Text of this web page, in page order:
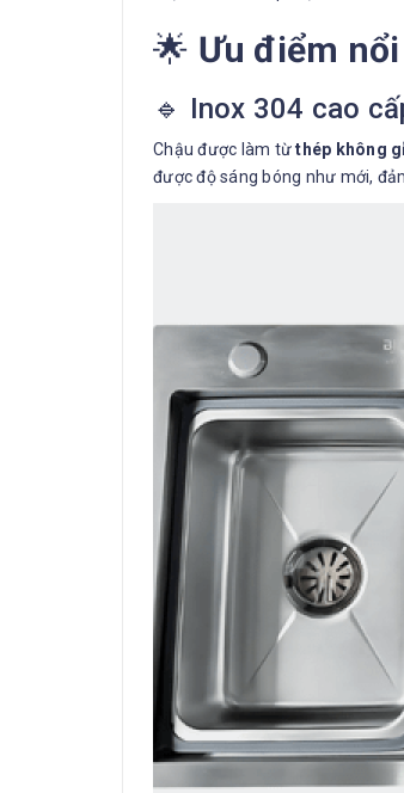
🌟 Ưu điểm
🔹 Inox 304 cao
Chậu được làm từthép không
được độ sáng bóng như mới,